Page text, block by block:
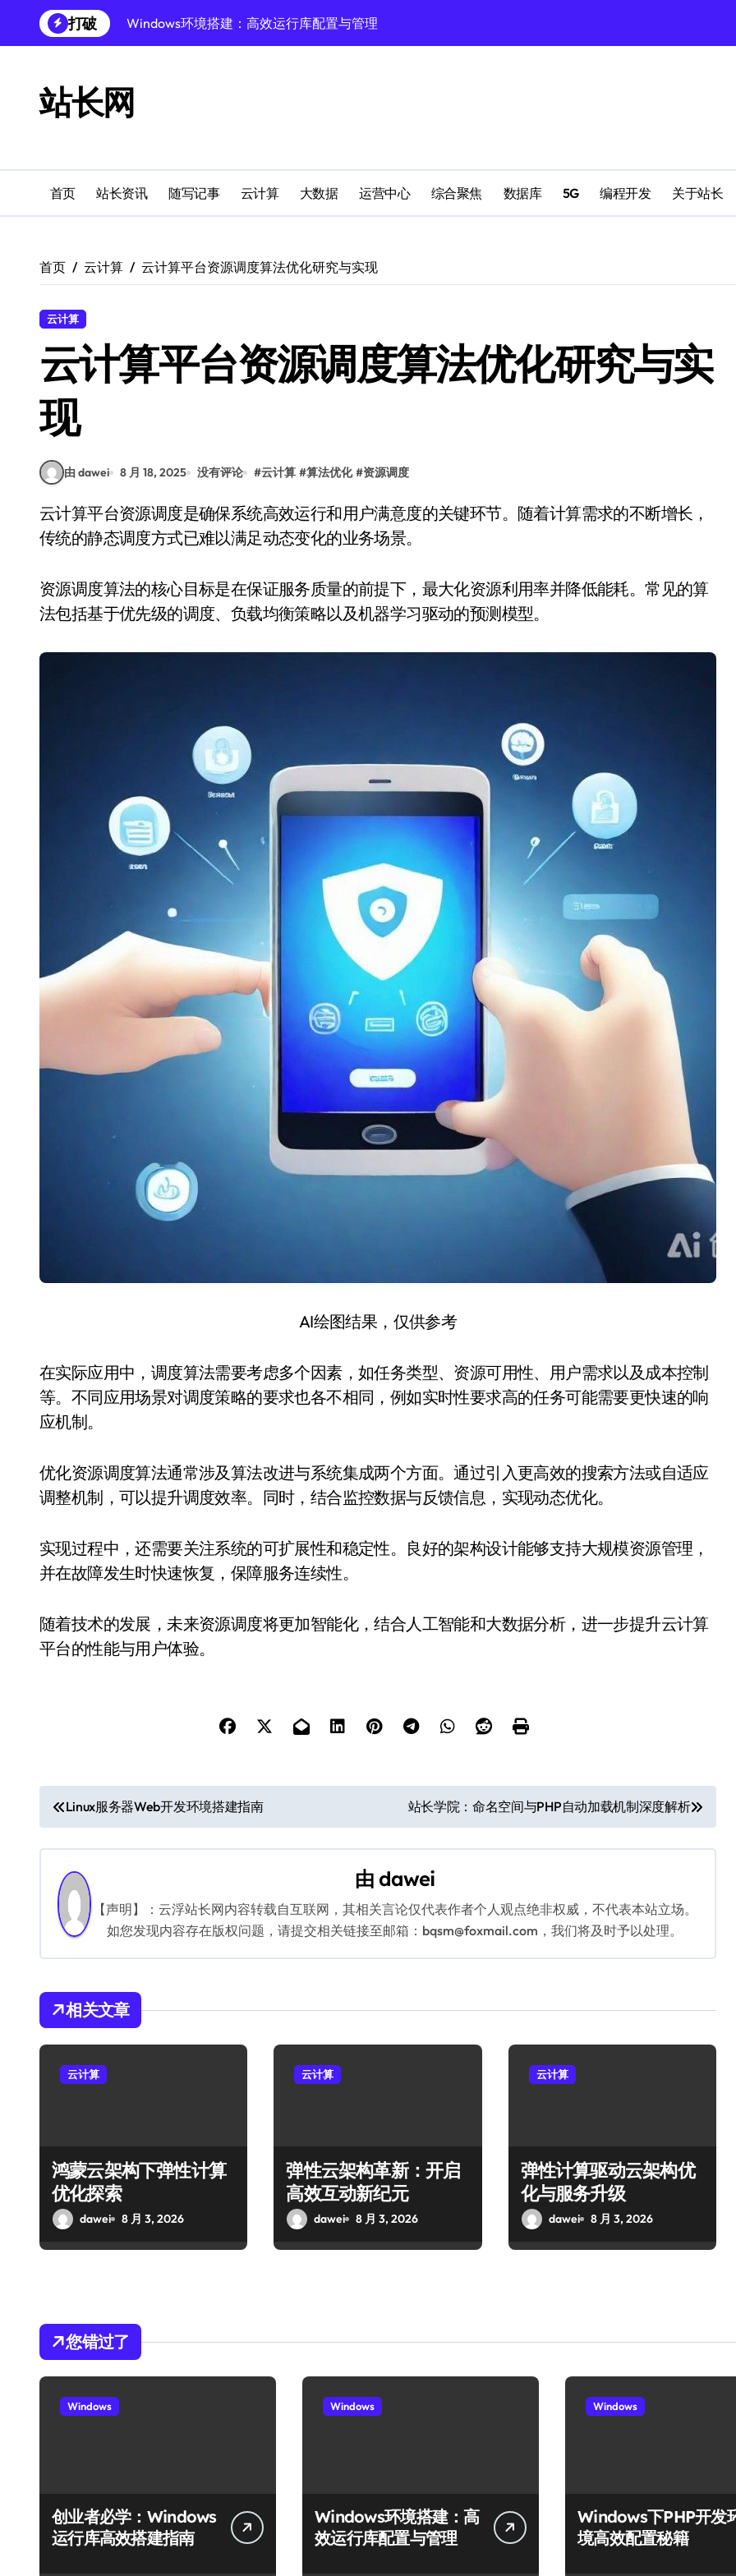
到
打破
Windows下PHP开发环境高效配置秘籍
Windows多媒体开发环境搭建与运行库管理
机器学习赋能站长：技术跨界新视界
服务器跨界融合：技术前瞻新风口
创业者必学：Windows运行库高效搭建指南
站长网
首页 站长资讯 随写记事 云计算 大数据 运营中心 综合聚焦 数据库 5G 编程开发 关于站长
首页 云计算 云计算平台资源调度算法优化研究与实现
云计算
云计算平台资源调度算法优化研究与实
现
由 dawei 8 月 18, 2025 没有评论 #云计算 #算法优化 #资源调度
云计算平台资源调度是确保系统高效运行和用户满意度的关键环节。随着计算需求的不断增长，
传统的静态调度方式已难以满足动态变化的业务场景。
资源调度算法的核心目标是在保证服务质量的前提下，最大化资源利用率并降低能耗。常见的算
法包括基于优先级的调度、负载均衡策略以及机器学习驱动的预测模型。
AI绘图结果，仅供参考
在实际应用中，调度算法需要考虑多个因素，如任务类型、资源可用性、用户需求以及成本控制
等。不同应用场景对调度策略的要求也各不相同，例如实时性要求高的任务可能需要更快速的响
应机制。
优化资源调度算法通常涉及算法改进与系统集成两个方面。通过引入更高效的搜索方法或自适应
调整机制，可以提升调度效率。同时，结合监控数据与反馈信息，实现动态优化。
实现过程中，还需要关注系统的可扩展性和稳定性。良好的架构设计能够支持大规模资源管理，
并在故障发生时快速恢复，保障服务连续性。
随着技术的发展，未来资源调度将更加智能化，结合人工智能和大数据分析，进一步提升云计算
平台的性能与用户体验。
文
章
导
航
Linux服务器Web开发环境搭建指南 站长学院：命名空间与PHP自动加载机制深度解析
由 dawei
【声明】：云浮站长网内容转载自互联网，其相关言论仅代表作者个人观点绝非权威，不代表本站立场。
如您发现内容存在版权问题，请提交相关链接至邮箱：bqsm@foxmail.com，我们将及时予以处理。
相关文章
云计算
鸿蒙云架构下弹性计算
优化探索
dawei 8 月 3, 2026
云计算
弹性云架构革新：开启
高效互动新纪元
dawei 8 月 3, 2026
云计算
弹性计算驱动云架构优
化与服务升级
dawei 8 月 3, 2026
您错过了
Windows
创业者必学：Windows
运行库高效搭建指南
Windows
Windows环境搭建：高
效运行库配置与管理
Windows
Windows下PHP开发
境高效配置秘籍